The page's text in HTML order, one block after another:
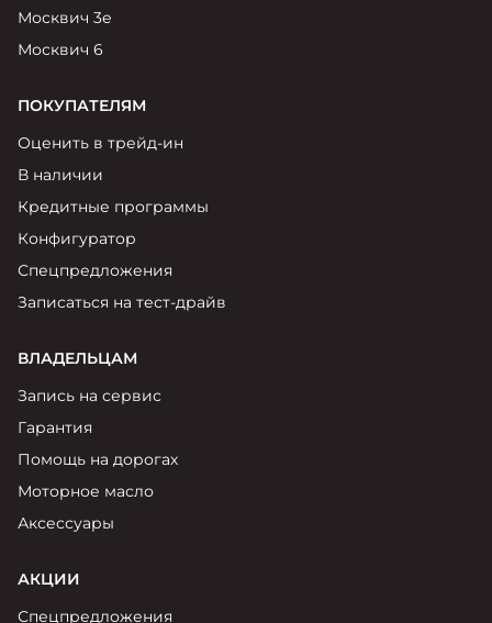
Москвич 3е
Москвич 6
ПОКУПАТЕЛЯМ
Оценить в трейд-ин
В наличии
Кредитные программы
Конфигуратор
Спецпредложения
Записаться на тест-драйв
ВЛАДЕЛЬЦАМ
Запись на сервис
Гарантия
Помощь на дорогах
Моторное масло
Аксессуары
АКЦИИ
Спецпредложения